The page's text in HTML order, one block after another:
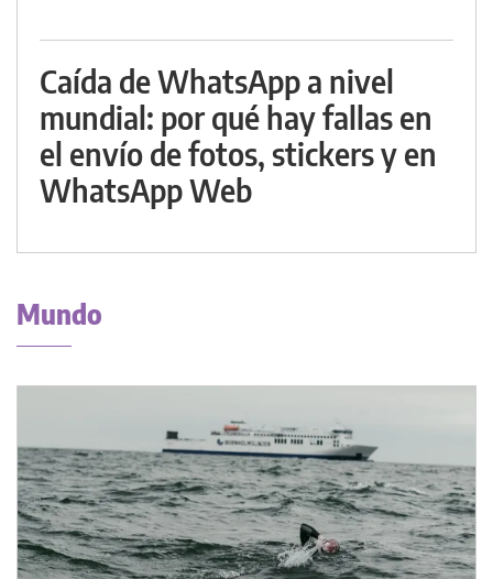
Caída de WhatsApp a nivel
mundial: por qué hay fallas en
el envío de fotos, stickers y en
WhatsApp Web
Mundo